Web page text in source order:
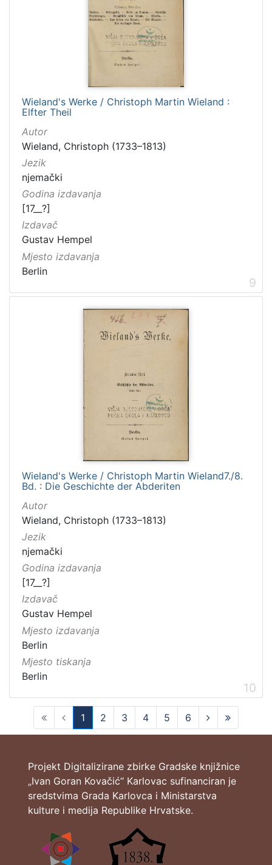
Wieland's Werke / Christoph Martin Wieland :
Elfter Theil
Autor
Wieland, Christoph (1733–1813)
Jezik
njemački
Godina izdavanja
[17__?]
Izdavač
Gustav Hempel
Mjesto izdavanja
Berlin
9
Wieland's Werke / Christoph Martin Wieland7./8.
Bd. : Die Geschichte der Abderiten
Autor
Wieland, Christoph (1733–1813)
Jezik
njemački
Godina izdavanja
[17__?]
Izdavač
Gustav Hempel
Mjesto izdavanja
Berlin
Mjesto tiskanja
Berlin
10
1
(current)
2 3 4 5 6
Projekt Digitalizirane zbirke Gradske knjižnice
„Ivan Goran Kovačić“ Karlovac sufinanciran je
sredstvima Grada Karlovca i Ministarstva
kulture i medija Republike Hrvatske.